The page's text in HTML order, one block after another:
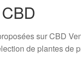
sur CBD
de plantes de